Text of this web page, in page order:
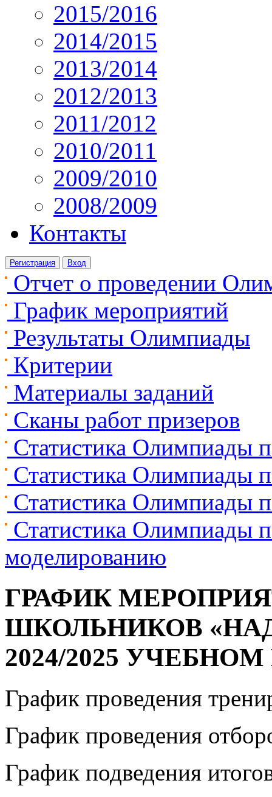
2015/2016
2014/2015
2013/2014
2012/2013
2011/2012
2010/2011
2009/2010
2008/2009
Контакты
Регистрация Вход
Отчет о проведении
График мероприятий
Результаты Олимпиады
Критерии
Материалы заданий
Сканы работ призеров
Статистика Олимпиады
Статистика Олимпиады
Статистика Олимпиады
Статистика Олимпиады
моделированию
ГРАФИК
ШКОЛЬНИКОВ
2024/2025
График проведения
График проведения
График подведения